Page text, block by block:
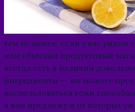
тем не менее, если у вас рядом
или обычный продуктовый
всегда есть в наличии
ингредиенты — вы можете
воспользоваться теми
я вам предложу и от которых уж